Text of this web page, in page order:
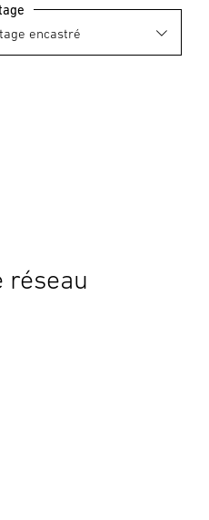
réseau